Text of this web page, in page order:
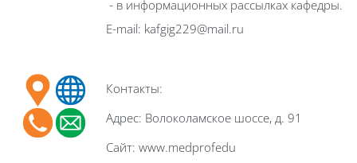
- в информационных рассылках кафедры.
E-mail: kafgig229@mail.ru
Контакты:
Адрес: Волоколамское шоссе, д. 91
Сайт: www.medprofedu